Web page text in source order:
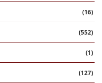
(16)
(552)
(1)
(127)